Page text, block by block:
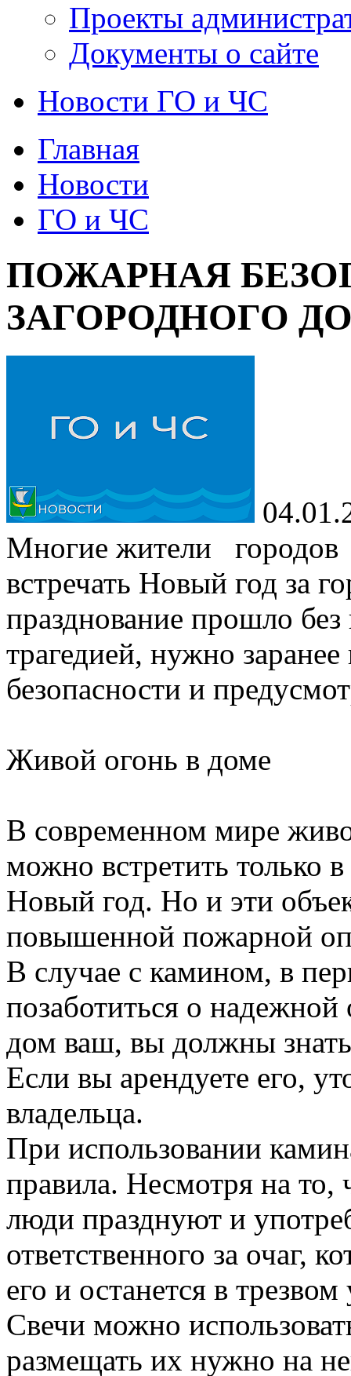
Проекты
Документы о сайте
Новости ГО и ЧС
Главная
Новости
ГО и ЧС
ПОЖАРНАЯ
ЗАГОРОДНОГО
Многие жители городов
встречать Новый год за
празднование прошло
трагедией, нужно
безопасности и
Живой огонь в доме
В современном мире
можно встретить только
Новый год. Но и эти
повышенной пожарной
В случае с камином, в
позаботиться о
дом ваш, вы должны
Если вы арендуете его,
владельца.
При использовании
правила. Несмотря на
люди празднуют и
ответственного за очаг,
его и останется в
Свечи можно
размещать их нужно на